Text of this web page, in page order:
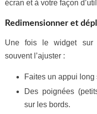
écran et à votre façon
Redimensionner et
Une fois le widget sur
souvent l’ajuster :
Faites un appui long
Des poignées
sur les bords.